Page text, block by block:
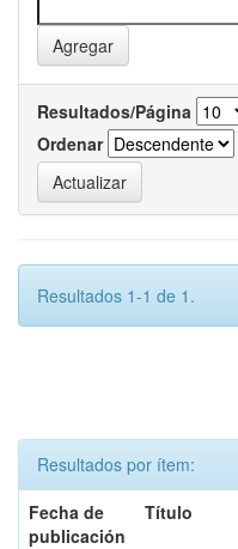
Resultados/Página
Ordenar
Resultados 1-1 de 1.
Resultados por ítem:
Fecha de
publicación
Título